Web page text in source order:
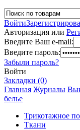
Войти
Авторизация или
Введите Ваш e-mail:
Введите пароль:
Забыли пароль?
Войти
Закладки (0)
Главная Журналы
белье
Трикотажное
Ткани